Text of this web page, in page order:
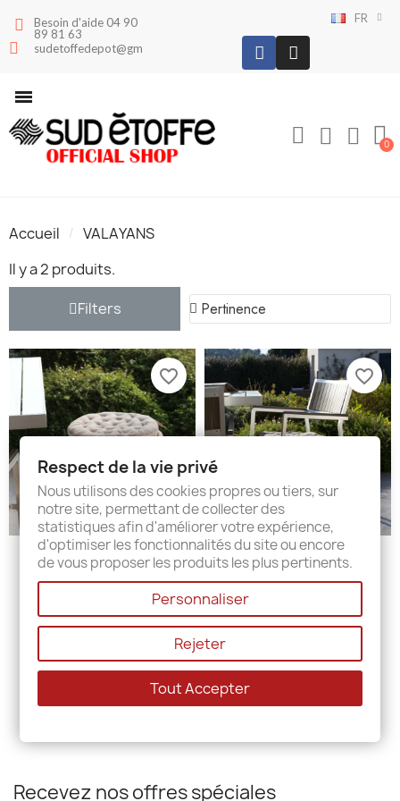
Besoin d'aide 04 90
89 81 63
sudetoffedepot@gmail.com
FR
Accueil
VALAYANS
Il y a 2 produits.
Filters
Galette De Chaise Ronde...
7,00 €
favorite_border
Galette De Chaise Carré...
7,00 €
favorite_border
Affichage 1-2 de 2 article(s)
Recevez nos offres spéciales
Respect de la vie privé
Nous utilisons des cookies propres ou tiers, sur
notre site, permettant de collecter des
statistiques afin d'améliorer votre expérience,
d'optimiser les fonctionnalités du site ou encore
de vous proposer les produits les plus pertinents.
Personnaliser
Rejeter
Tout Accepter